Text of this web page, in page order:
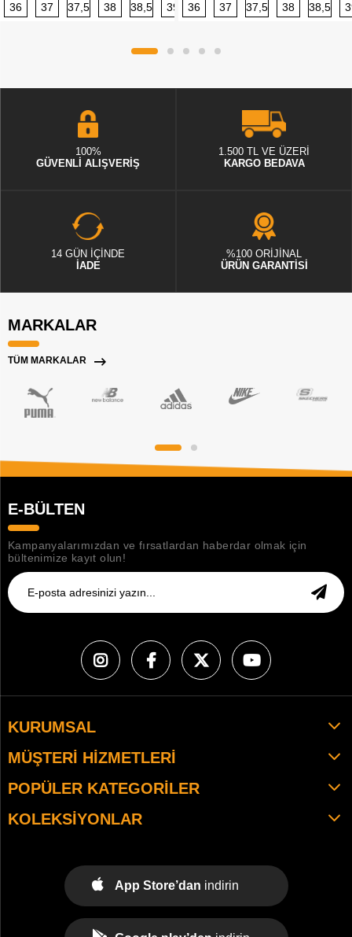
36 37 37,5 38 38,5 39 40 40,5 41 42 42,5
36 37 37,5 38 38,5
100%
GÜVENLİ ALIŞVERİŞ
1.500 TL VE ÜZERİ
KARGO BEDAVA
14 GÜN İÇİNDE
İADE
%100 ORİJİNAL
ÜRÜN GARANTİSİ
MARKALAR
TÜM MARKALAR
E-BÜLTEN
Kampanyalarımızdan ve fırsatlardan haberdar olmak için
bültenimize kayıt olun!
KURUMSAL
MÜŞTERI HIZMETLERI
POPÜLER KATEGORILER
KOLEKSIYONLAR
App Store’dan indirin